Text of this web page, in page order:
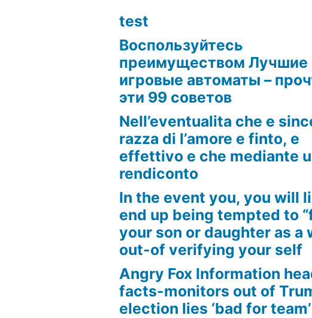
test
Воспользуйтесь
преимуществом Лучшие
игровые автоматы –
эти 99 советов
Nell’eventualita che e
razza di l’amore e finto, e
effettivo e che mediante
rendiconto
In the event you, you will
end up being tempted to
your son or daughter as a
out-of verifying your self
Angry Fox Information
facts-monitors out of
election lies ‘bad for team’